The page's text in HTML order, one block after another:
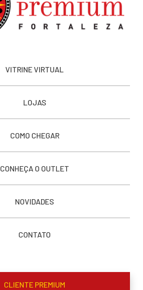
VITRINE VIRTUAL
LOJAS
COMO CHEGAR
CONHEÇA O OUTLET
NOVIDADES
CONTATO
CLIENTE PREMIUM